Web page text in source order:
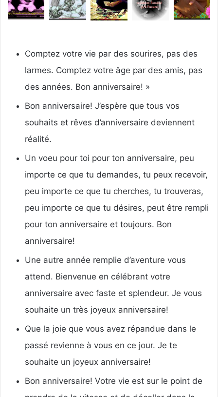
Comptez votre vie par des sourires, pas des
larmes. Comptez votre âge par des amis, pas
des années. Bon anniversaire! »
Bon anniversaire! J’espère que tous vos
souhaits et rêves d’anniversaire deviennent
réalité.
Un voeu pour toi pour ton anniversaire, peu
importe ce que tu demandes, tu peux recevoir,
peu importe ce que tu cherches, tu trouveras,
peu importe ce que tu désires, peut être rempli
pour ton anniversaire et toujours. Bon
anniversaire!
Une autre année remplie d’aventure vous
attend. Bienvenue en célébrant votre
anniversaire avec faste et splendeur. Je vous
souhaite un très joyeux anniversaire!
Que la joie que vous avez répandue dans le
passé revienne à vous en ce jour. Je te
souhaite un joyeux anniversaire!
Bon anniversaire! Votre vie est sur le point de